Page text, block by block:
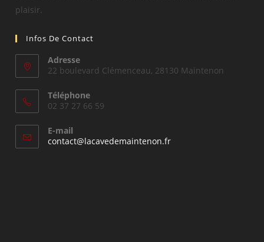
plaisir.
Infos De Contact
Adresse
22 boulevard Clémenceau, 28130 Maintenon
Téléphone
02 37 27 66 59
E-mail
contact@lacavedemaintenon.frS’ouvre